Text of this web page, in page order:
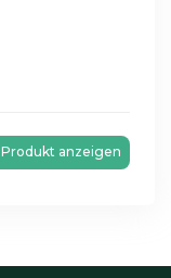
Produkt anzeigen